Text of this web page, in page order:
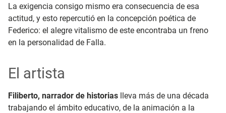
La exigencia consigo mismo era consecuencia de esa
actitud, y esto repercutió en la concepción poética de
Federico: el alegre vitalismo de este encontraba un freno
en la personalidad de Falla.
El artista
Filiberto, narrador de historias lleva más de una década
trabajando el ámbito educativo, de la animación a la